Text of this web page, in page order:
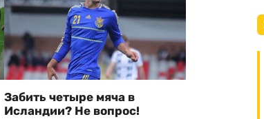
Забить четыре мяча в
Исландии? Не вопрос!